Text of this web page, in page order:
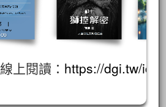
線上閱讀： https://dgi.tw/id/